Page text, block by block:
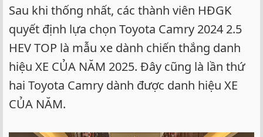
Sau khi thống nhất, các thành viên HĐGK
quyết định lựa chọn Toyota Camry 2024 2.5
HEV TOP là mẫu xe dành chiến thắng danh
hiệu XE CỦA NĂM 2025. Đây cũng là lần thứ
hai Toyota Camry dành được danh hiệu XE
CỦA NĂM.